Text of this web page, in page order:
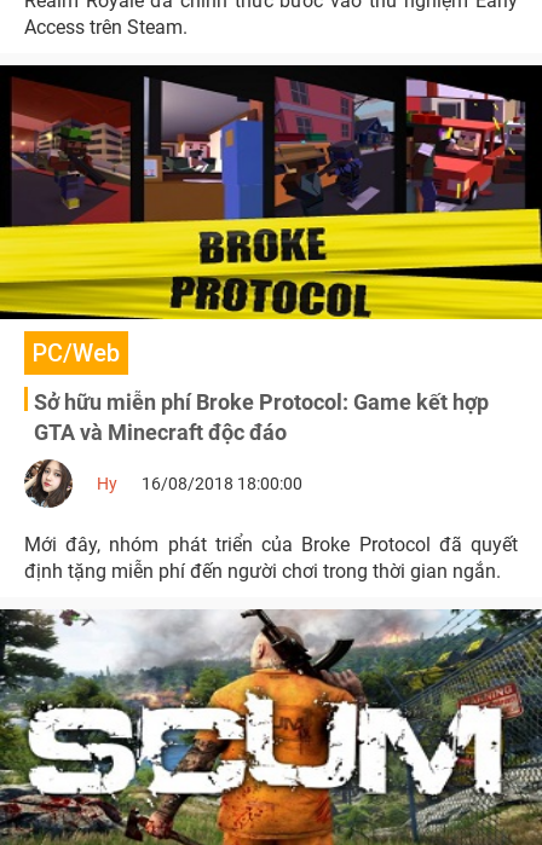
Access trên Steam.
PC/Web
Sở hữu miễn phí Broke Protocol: Game kết hợp
GTA và Minecraft độc đáo
Hy 16/08/2018 18:00:00
Mới đây, nhóm phát triển của Broke Protocol đã quyết
định tặng miễn phí đến người chơi trong thời gian ngắn.